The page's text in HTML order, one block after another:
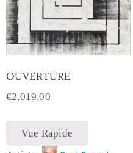
OUVERTURE
€2,019.00
Vue Rapide